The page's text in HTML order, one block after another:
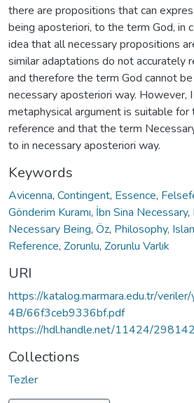
there are propositions that can
being aposteriori, to the term God, in
idea that all necessary propositions
similar adaptations do not accurately
and therefore the term God cannot
necessary aposteriori way. However,
metaphysical argument is suitable for
reference and that the term
to in necessary aposteriori way.
Keywords
Avicenna, Contingent, Essence,
Gönderim Kuramı, İbn Sina Necessary,
Necessary Being, Öz, Philosophy,
Reference, Zorunlu, Zorunlu Varlık
URI
https://katalog.marmara.edu.tr/
4B/66f3ceb9336bf.pdf
https://hdl.handle.net/11424/298142
Collections
Tezler